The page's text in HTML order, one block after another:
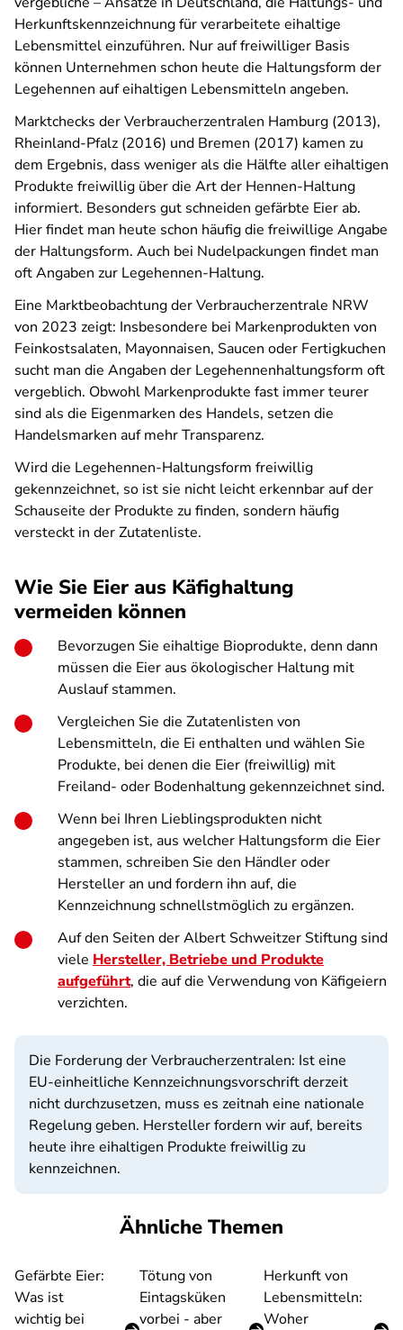
Herkunftskennzeichnung für verarbeitete eihaltige
Lebensmittel einzuführen. Nur auf freiwilliger Basis
können Unternehmen schon heute die Haltungsform der
Legehennen auf eihaltigen Lebensmitteln angeben.
Marktchecks der Verbraucherzentralen Hamburg (2013),
Rheinland-Pfalz (2016) und Bremen (2017) kamen zu
dem Ergebnis, dass weniger als die Hälfte aller eihaltigen
Produkte freiwillig über die Art der Hennen-Haltung
informiert. Besonders gut schneiden gefärbte Eier ab.
Hier findet man heute schon häufig die freiwillige Angabe
der Haltungsform. Auch bei Nudelpackungen findet man
oft Angaben zur Legehennen-Haltung.
Eine Marktbeobachtung der Verbraucherzentrale NRW
von 2023 zeigt: Insbesondere bei Markenprodukten von
Feinkostsalaten, Mayonnaisen, Saucen oder Fertigkuchen
sucht man die Angaben der Legehennenhaltungsform oft
vergeblich. Obwohl Markenprodukte fast immer teurer
sind als die Eigenmarken des Handels, setzen die
Handelsmarken auf mehr Transparenz.
Wird die Legehennen-Haltungsform freiwillig
gekennzeichnet, so ist sie nicht leicht erkennbar auf der
Schauseite der Produkte zu finden, sondern häufig
versteckt in der Zutatenliste.
Wie Sie Eier aus Käfighaltung
vermeiden können
Bevorzugen Sie eihaltige Bioprodukte, denn dann
müssen die Eier aus ökologischer Haltung mit
Auslauf stammen.
Vergleichen Sie die Zutatenlisten von
Lebensmitteln, die Ei enthalten und wählen Sie
Produkte, bei denen die Eier (freiwillig) mit
Freiland- oder Bodenhaltung gekennzeichnet sind.
Wenn bei Ihren Lieblingsprodukten nicht
angegeben ist, aus welcher Haltungsform die Eier
stammen, schreiben Sie den Händler oder
Hersteller an und fordern ihn auf, die
Kennzeichnung schnellstmöglich zu ergänzen.
Auf den Seiten der Albert Schweitzer Stiftung sind
viele Hersteller, Betriebe und Produkte
aufgeführt, die auf die Verwendung von Käfigeiern
verzichten.
Die Forderung der Verbraucherzentralen: Ist eine
EU-einheitliche Kennzeichnungsvorschrift derzeit
nicht durchzusetzen, muss es zeitnah eine nationale
Regelung geben. Hersteller fordern wir auf, bereits
heute ihre eihaltigen Produkte freiwillig zu
kennzeichnen.
Ähnliche Themen
Gefärbte Eier:
Was ist
wichtig bei
Tötung von
Eintagsküken
vorbei - aber
Herkunft von
Lebensmitteln:
Woher